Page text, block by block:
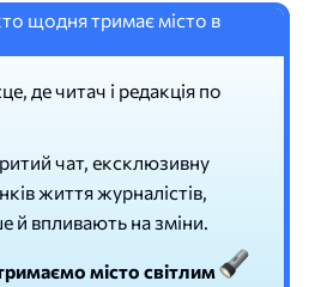
щодня тримає місто в
де читач і редакція по
чат, ексклюзивну
життя журналістів,
й впливають на зміни.
місто світлим